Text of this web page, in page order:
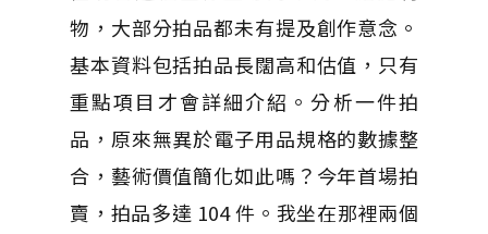
物，大部分拍品都未有提及創作意念。
基本資料包括拍品長闊高和估值，只有
重點項目才會詳細介紹。分析一件拍
品，原來無異於電子用品規格的數據整
合，藝術價值簡化如此嗎？今年首場拍
賣，拍品多達 104 件。我坐在那裡兩個